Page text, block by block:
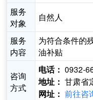
服务
对象
自然人
服务
内容
为符合条件的
油补贴
咨询
方式
电话： 0932-
地址： 甘肃省
网址： 前往咨